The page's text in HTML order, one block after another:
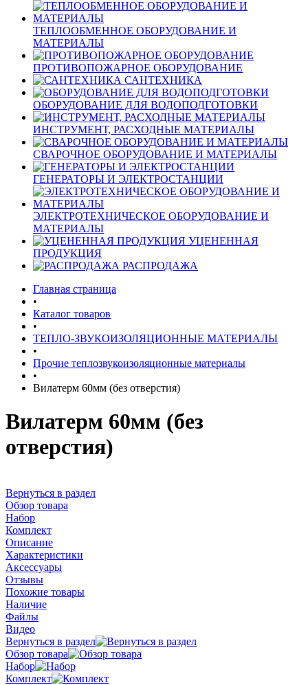
ТЕПЛООБМЕННОЕ ОБОРУДОВАНИЕ И
МАТЕРИАЛЫ
ПРОТИВОПОЖАРНОЕ ОБОРУДОВАНИЕ
САНТЕХНИКА
ОБОРУДОВАНИЕ ДЛЯ ВОДОПОДГОТОВКИ
ИНСТРУМЕНТ, РАСХОДНЫЕ МАТЕРИАЛЫ
СВАРОЧНОЕ ОБОРУДОВАНИЕ И МАТЕРИАЛЫ
ГЕНЕРАТОРЫ И ЭЛЕКТРОСТАНЦИИ
ЭЛЕКТРОТЕХНИЧЕСКОЕ ОБОРУДОВАНИЕ И
МАТЕРИАЛЫ
УЦЕНЕННАЯ
ПРОДУКЦИЯ
РАСПРОДАЖА
Главная страница
•
Каталог товаров
•
ТЕПЛО-ЗВУКОИЗОЛЯЦИОННЫЕ МАТЕРИАЛЫ
•
Прочие теплозвукоизоляционные материалы
•
Вилатерм 60мм (без отверстия)
Вилатерм 60мм (без
отверстия)
Вернуться в раздел
Обзор товара
Набор
Комплект
Описание
Характеристики
Аксессуары
Отзывы
Похожие товары
Наличие
Файлы
Видео
Вернуться в раздел
Обзор товара
Набор
Комплект